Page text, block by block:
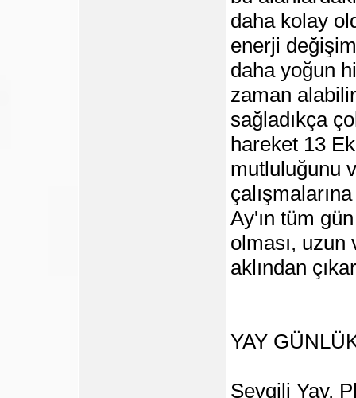
daha kolay
enerji
daha yoğun
zaman
sağladıkça
hareket 13
mutluluğunu
Ay'ın tüm
olması,
aklından
YAY
Sevgili Yay,